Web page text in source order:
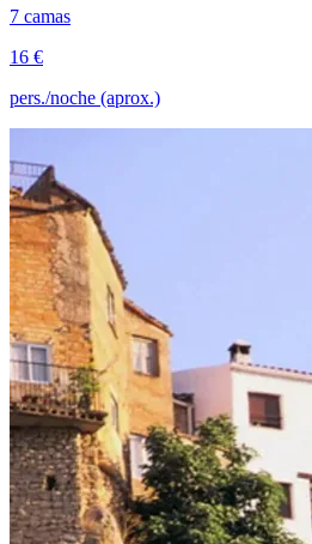
7 camas
16 €
pers./noche (aprox.)